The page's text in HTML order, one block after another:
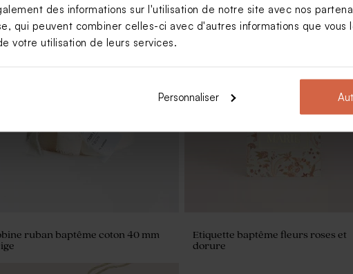
des informations sur l'utilisation de notre site avec nos
qui peuvent combiner celles-ci avec d'autres informations que vous
votre utilisation de leurs services.
Personnaliser
Pochon à dragées baptême
anglaise
ruban baptême coton 40 mm
Etiquette baptême fleurs roses et
dorure